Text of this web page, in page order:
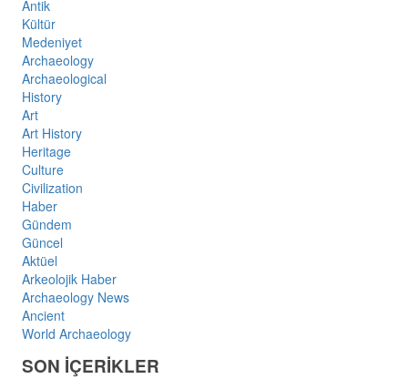
Antik
Kültür
Medeniyet
Archaeology
Archaeological
History
Art
Art History
Heritage
Culture
Civilization
Haber
Gündem
Güncel
Aktüel
Arkeolojik Haber
Archaeology News
Ancient
World Archaeology
SON İÇERİKLER